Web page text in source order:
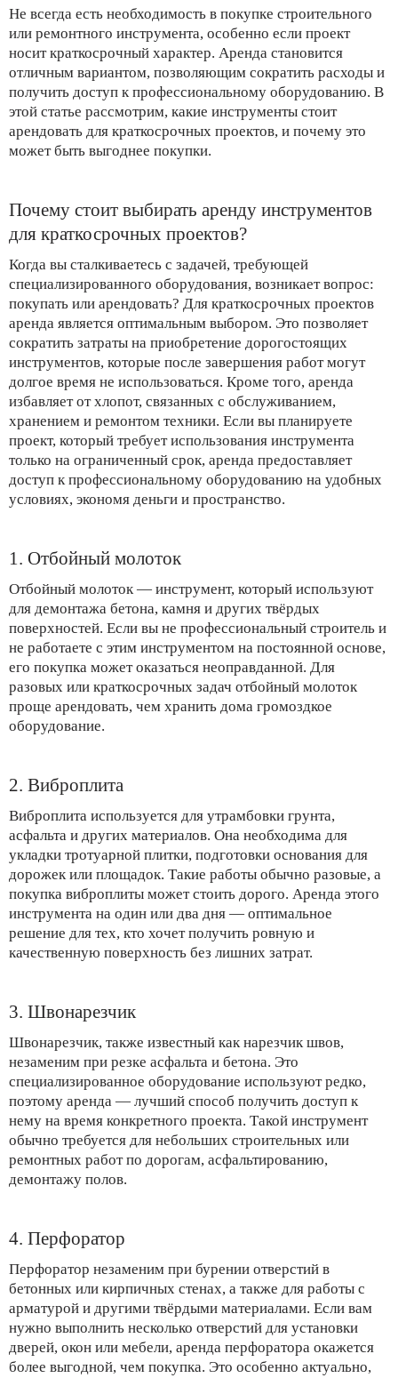
Не всегда есть необходимость в покупке строительного
или ремонтного инструмента, особенно если проект
носит краткосрочный характер. Аренда становится
отличным вариантом, позволяющим сократить расходы и
получить доступ к профессиональному оборудованию. В
этой статье рассмотрим, какие инструменты стоит
арендовать для краткосрочных проектов, и почему это
может быть выгоднее покупки.
Почему стоит выбирать аренду инструментов
для краткосрочных проектов?
Когда вы сталкиваетесь с задачей, требующей
специализированного оборудования, возникает вопрос:
покупать или арендовать? Для краткосрочных проектов
аренда является оптимальным выбором. Это позволяет
сократить затраты на приобретение дорогостоящих
инструментов, которые после завершения работ могут
долгое время не использоваться. Кроме того, аренда
избавляет от хлопот, связанных с обслуживанием,
хранением и ремонтом техники. Если вы планируете
проект, который требует использования инструмента
только на ограниченный срок, аренда предоставляет
доступ к профессиональному оборудованию на удобных
условиях, экономя деньги и пространство.
1. Отбойный молоток
Отбойный молоток — инструмент, который используют
для демонтажа бетона, камня и других твёрдых
поверхностей. Если вы не профессиональный строитель и
не работаете с этим инструментом на постоянной основе,
его покупка может оказаться неоправданной. Для
разовых или краткосрочных задач отбойный молоток
проще арендовать, чем хранить дома громоздкое
оборудование.
2. Виброплита
Виброплита используется для утрамбовки грунта,
асфальта и других материалов. Она необходима для
укладки тротуарной плитки, подготовки основания для
дорожек или площадок. Такие работы обычно разовые, а
покупка виброплиты может стоить дорого. Аренда этого
инструмента на один или два дня — оптимальное
решение для тех, кто хочет получить ровную и
качественную поверхность без лишних затрат.
3. Швонарезчик
Швонарезчик, также известный как нарезчик швов,
незаменим при резке асфальта и бетона. Это
специализированное оборудование используют редко,
поэтому аренда — лучший способ получить доступ к
нему на время конкретного проекта. Такой инструмент
обычно требуется для небольших строительных или
ремонтных работ по дорогам, асфальтированию,
демонтажу полов.
4. Перфоратор
Перфоратор незаменим при бурении отверстий в
бетонных или кирпичных стенах, а также для работы с
арматурой и другими твёрдыми материалами. Если вам
нужно выполнить несколько отверстий для установки
дверей, окон или мебели, аренда перфоратора окажется
более выгодной, чем покупка. Это особенно актуально,